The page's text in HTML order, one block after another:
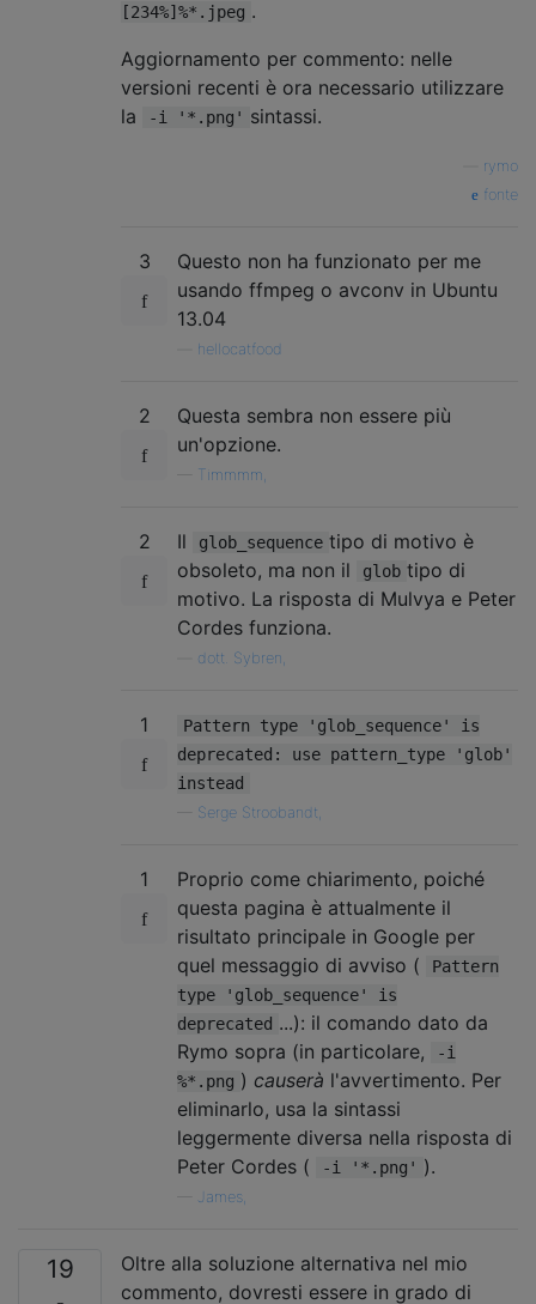
[234%]%*.jpeg .
Aggiornamento per commento: nelle
versioni recenti è ora necessario utilizzare
la
-i '*.png' sintassi.
rymo
fonte
3
Questo non ha funzionato per me
usando ffmpeg o avconv in Ubuntu
13.04
hellocatfood
2
Questa sembra non essere più
un'opzione.
Timmmm,
2 Il glob_sequence tipo di motivo è
obsoleto, ma non il
glob tipo di
motivo. La risposta di Mulvya e Peter
Cordes funziona.
dott. Sybren,
1
Pattern type 'glob_sequence' is
deprecated: use pattern_type 'glob'
instead
Serge Stroobandt,
1
Proprio come chiarimento, poiché
questa pagina è attualmente il
risultato principale in Google per
quel messaggio di avviso (
Pattern
type 'glob_sequence' is
deprecated ...): il comando dato da
Rymo sopra (in particolare,
-i
%*.png ) causerà l'avvertimento. Per
eliminarlo, usa la sintassi
leggermente diversa nella risposta di
Peter Cordes (
-i '*.png' ).
James,
19
Oltre alla soluzione alternativa nel mio
commento, dovresti essere in grado di